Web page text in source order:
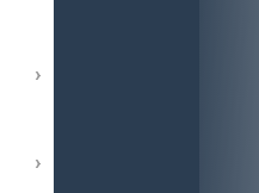
›
›